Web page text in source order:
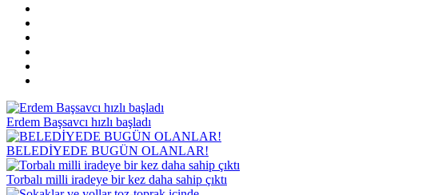
Erdem Başsavcı hızlı başladı
BELEDİYEDE BUGÜN OLANLAR!
Torbalı milli iradeye bir kez daha sahip çıktı